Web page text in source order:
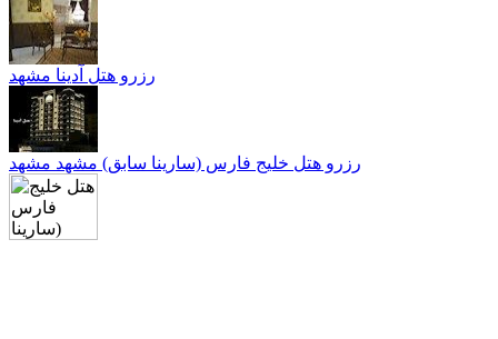
رزرو هتل آدينا مشهد
رزرو هتل خليج فارس (سارينا سابق) مشهد مشهد